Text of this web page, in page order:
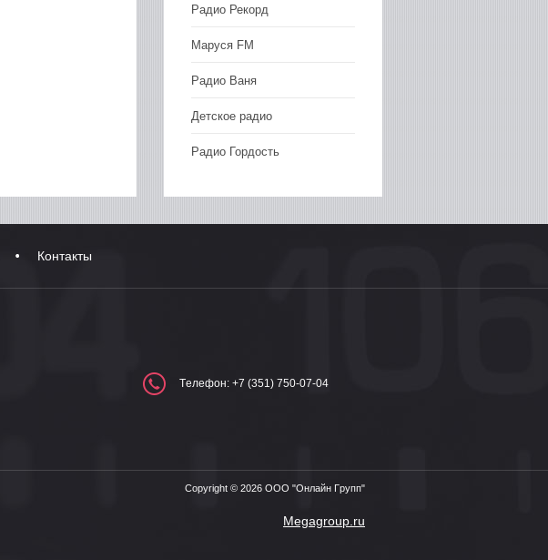
Радио Рекорд
Маруся FM
Радио Ваня
Детское радио
Радио Гордость
Контакты
Телефон: +7 (351) 750-07-04
Copyright © 2026 ООО "Онлайн Групп"
Megagroup.ru